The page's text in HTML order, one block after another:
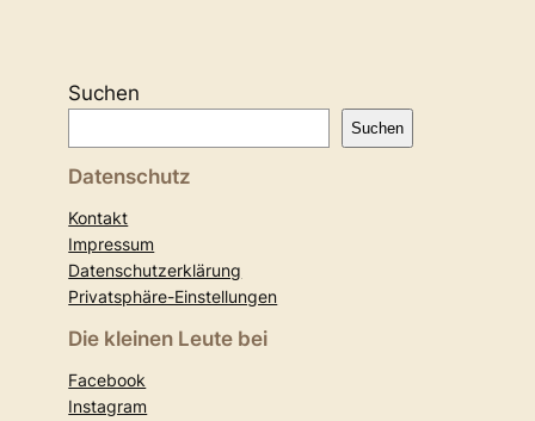
Suchen
Suchen
Datenschutz
Kontakt
Impressum
Datenschutzerklärung
Privatsphäre-Einstellungen
Die kleinen Leute bei
Facebook
Instagram